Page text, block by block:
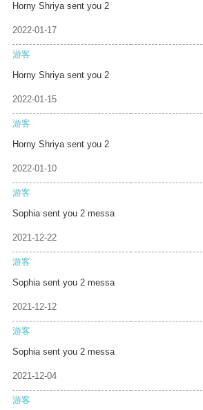
Horny Shriya sent you 2
2022-01-17
游客
Horny Shriya sent you 2
2022-01-15
游客
Horny Shriya sent you 2
2022-01-10
游客
Sophia sent you 2 messa
2021-12-22
游客
Sophia sent you 2 messa
2021-12-12
游客
Sophia sent you 2 messa
2021-12-04
游客